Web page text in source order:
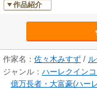
作品紹介
作家名： 佐々木みすず /
ジャンル： ハーレクイン
億万長者・大富豪(ハー